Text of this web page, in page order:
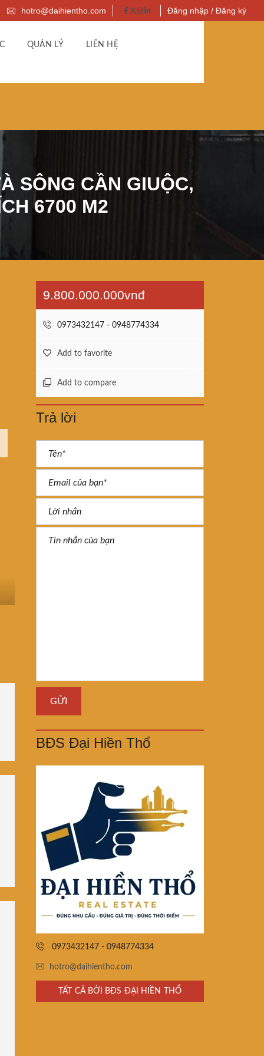
hotro@daihientho.com Đăng nhập / Đăng ký
QUẢN LÝ LIÊN HỆ
SÔNG CẦN GIUỘC,
6700 M2
9.800.000.000vnđ
0973432147 - 0948774334
Add to favorite
Add to compare
Trả lời
BĐS Đại Hiền Thổ
0973432147 - 0948774334
hotro@daihientho.com
TẤT CẢ BỞI BĐS ĐẠI HIỀN THỔ